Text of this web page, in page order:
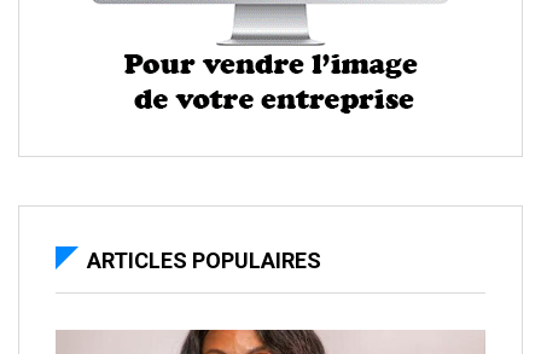
ARTICLES POPULAIRES